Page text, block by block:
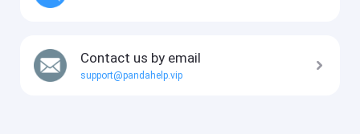
Contact us by email
support@pandahelp.vip